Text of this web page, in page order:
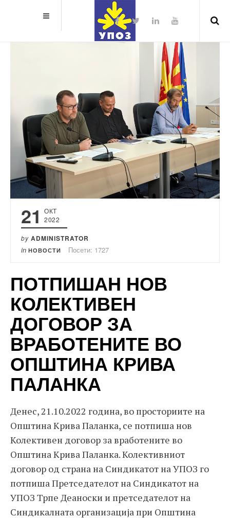
21
ОКТ
2022
by ADMINISTRATOR
in НОВОСТИ Посети: 1727
ПОТПИШАН НОВ
КОЛЕКТИВЕН
ДОГОВОР ЗА
ВРАБОТЕНИТЕ ВО
ОПШТИНА КРИВА
ПАЛАНКА
Денес, 21.10.2022 година, во просториите на
Општина Крива Паланка, се потпиша нов
Колективен договор за вработените во
Општина Крива Паланка. Колективниот
договор од страна на Синдикатот на УПОЗ го
потпиша Претседателот на Синдикатот на
УПОЗ Трпе Деаноски и претседателот на
Синдикалната организација при Општина